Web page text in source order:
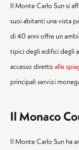
Il Monte Carlo Sun si
suoi abitanti una vista
di 40 anni offre un
tipici degli edifici degli
accesso diretto alle
principali servizi
Il Monaco
Il Monte Carlo Sun ha